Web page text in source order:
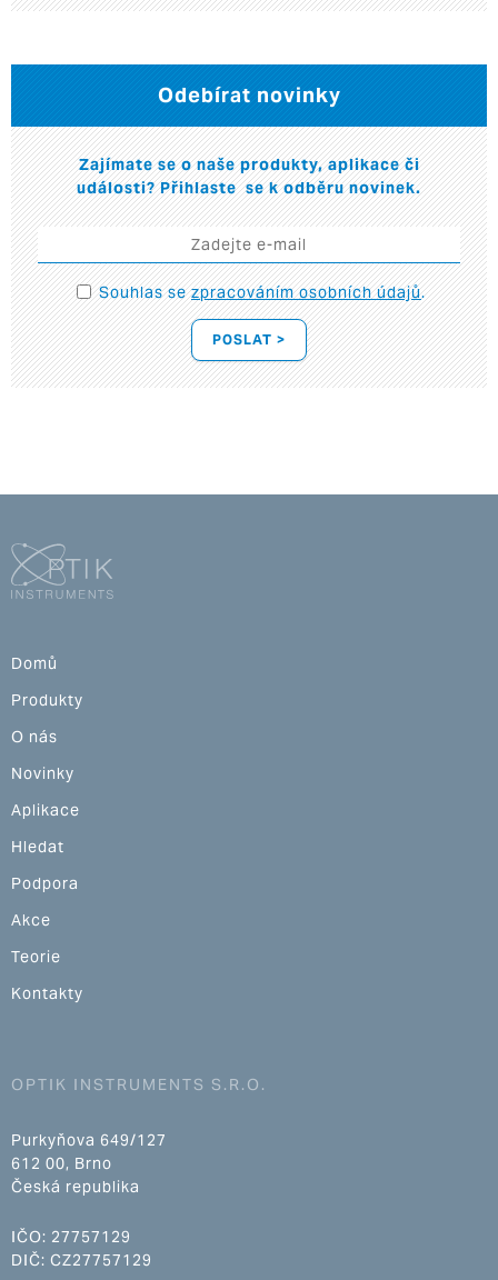
Odebírat novinky
Zajímate se o naše produkty, aplikace či
události? Přihlaste se k odběru novinek.
Souhlas sezpracováním osobních údajů.
POSLAT >
Domů
Produkty
O nás
Novinky
Aplikace
Hledat
Podpora
Akce
Teorie
Kontakty
OPTIK INSTRUMENTS S.R.O.
Purkyňova 649/127
612 00, Brno
Česká republika
IČO: 27757129
DIČ: CZ27757129